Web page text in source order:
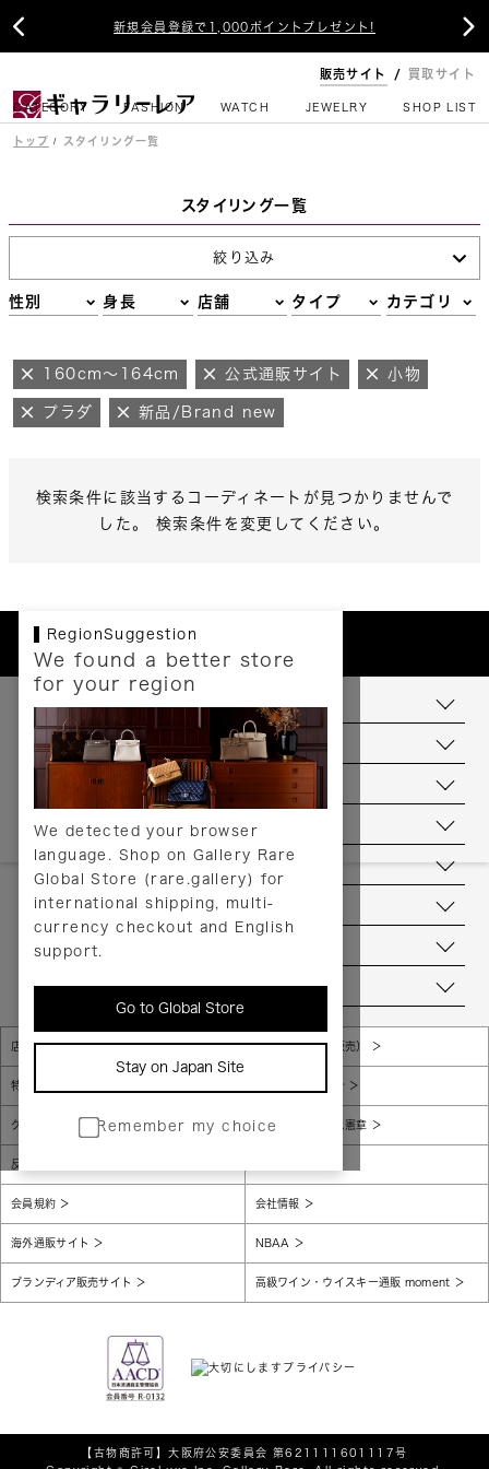
新規会員登録で1,000ポイントプレゼント!
 
販売サイト 買取サイト
CATEGORY FASHION WATCH JEWELRY SHOP LIST
トップ スタイリング一覧
スタイリング一覧
絞り込み
性別 身長 店舗 タイプ カテゴリ
160cm～164cm 公式通販サイト 小物
プラダ 新品/Brand new
検索条件に該当するコーディネートが見つかりませんで
した。 検索条件を変更してください。
RegionSuggestion
We found a better store
for your region
We detected your browser
language. Shop on Gallery Rare
Global Store (rare.gallery) for
international shipping, multi-
currency checkout and English
support.
Go to Global Store
Stay on Japan Site
Remember my choice
お支払いについて
配送について
送料について
返品について
ヘルプ
お問い合わせ
当店について
店舗一覧 販売規約（店頭販売）
特定商取引法に基づく表示 個人情報保護方針
グローバルプライバシーポリシー コンプライアンス憲章
反社会的勢力に対する基本方針
会員規約 会社情報
海外通販サイト NBAA
ブランディア販売サイト 高級ワイン・ウイスキー通販 moment
【古物商許可】大阪府公安委員会 第621111601117号